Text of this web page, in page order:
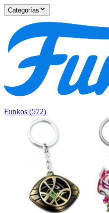
Categorías
Funkos (572)